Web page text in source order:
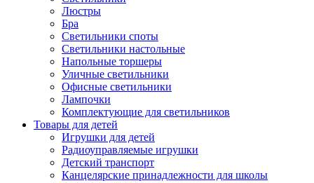
Люстры
Бра
Светильники споты
Светильники настольные
Напольные торшеры
Уличные светильники
Офисные светильники
Лампочки
Комплектующие для светильников
Товары для детей
Игрушки для детей
Радиоуправляемые игрушки
Детский транспорт
Канцелярские принадлежности для школы